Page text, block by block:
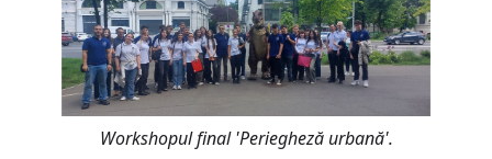
Workshopul final 'Periegheză urbană'.